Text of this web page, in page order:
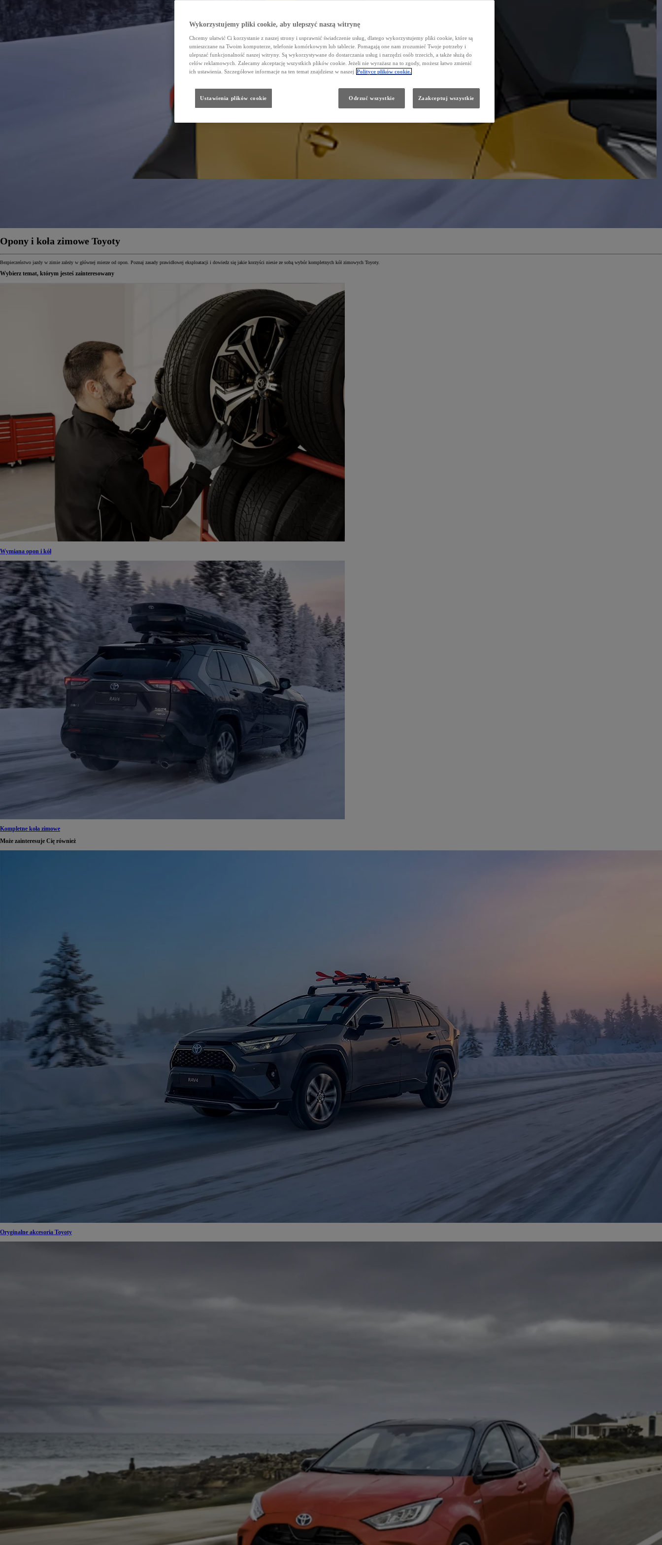
Od 81 900 zł
Yaris Cross
HYBRID
Opony i koła zimowe Toyoty
Bezpieczeństwo jazdy w zimie zależy w głównej mierze od opon. Poznaj zasady prawidłowej eksploatacji i dowiedz się jakie korzyści niesie ze sobą wybór kompletnych kół zimowych Toyoty.
Wybierz temat, którym jesteś zainteresowany
Wymiana opon i kół
Kompletne koła zimowe
Może zainteresuje Cię również
Oryginalne akcesoria Toyoty
Wykorzystujemy pliki cookie, aby ulepszyć naszą witrynę
Chcemy ułatwić Ci korzystanie z naszej strony i usprawnić świadczenie usług, dlatego wykorzystujemy pliki cookie, które są
umieszczane na Twoim komputerze, telefonie komórkowym lub tablecie. Pomagają one nam zrozumieć Twoje potrzeby i
ulepszać funkcjonalność naszej witryny. Są wykorzystywane do dostarczania usług i narzędzi osób trzecich, a także służą do
celów reklamowych. Zalecamy akceptację wszystkich plików cookie. Jeżeli nie wyrażasz na to zgody, możesz łatwo zmienić
ich ustawienia. Szczegółowe informacje na ten temat znajdziesz w naszej Polityce plików cookie.
Odrzuć wszystkie Zaakceptuj wszystkie
Ustawienia plików cookie